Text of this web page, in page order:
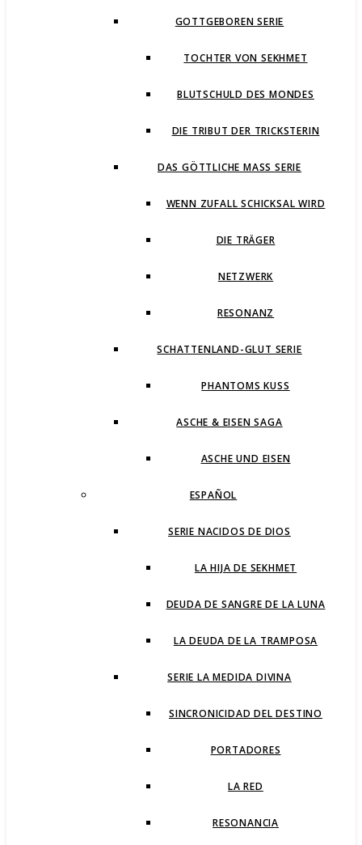
GOTTGEBOREN SERIE
TOCHTER VON SEKHMET
BLUTSCHULD DES MONDES
DIE TRIBUT DER TRICKSTERIN
DAS GÖTTLICHE MASS SERIE
WENN ZUFALL SCHICKSAL WIRD
DIE TRÄGER
NETZWERK
RESONANZ
SCHATTENLAND-GLUT SERIE
PHANTOMS KUSS
ASCHE & EISEN SAGA
ASCHE UND EISEN
ESPAÑOL
SERIE NACIDOS DE DIOS
LA HIJA DE SEKHMET
DEUDA DE SANGRE DE LA LUNA
LA DEUDA DE LA TRAMPOSA
SERIE LA MEDIDA DIVINA
SINCRONICIDAD DEL DESTINO
PORTADORES
LA RED
RESONANCIA